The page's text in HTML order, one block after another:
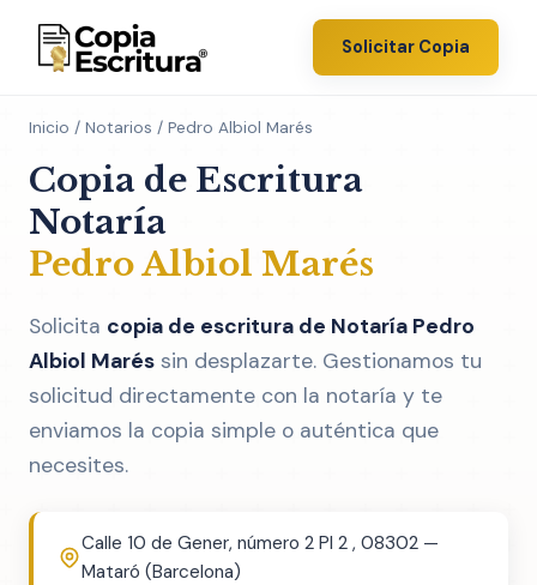
Solicitar Copia
Inicio / Notarios / Pedro Albiol Marés
Copia de Escritura
Notaría
Pedro Albiol Marés
Solicita copia de escritura de Notaría Pedro
Albiol Marés sin desplazarte. Gestionamos tu
solicitud directamente con la notaría y te
enviamos la copia simple o auténtica que
necesites.
Calle 10 de Gener, número 2 Pl 2 , 08302 —
Mataró (Barcelona)